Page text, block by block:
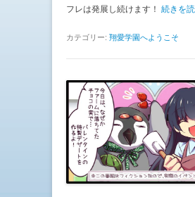
フレは発展し続けます！ 続きを
カテゴリー: 翔愛学園へようこそ